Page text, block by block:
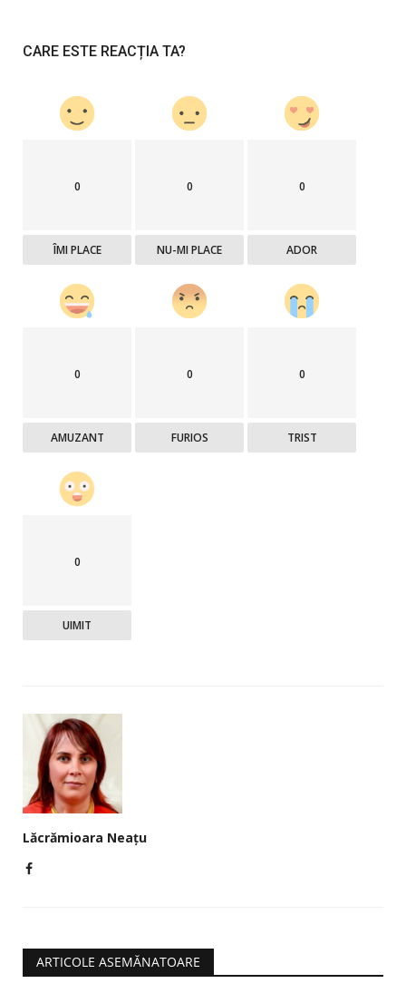
CARE ESTE REACȚIA TA?
0
ÎMI PLACE
0
NU-MI PLACE
0
ADOR
0
AMUZANT
0
FURIOS
0
TRIST
0
UIMIT
Lăcrămioara Neațu
ARTICOLE ASEMĂNATOARE